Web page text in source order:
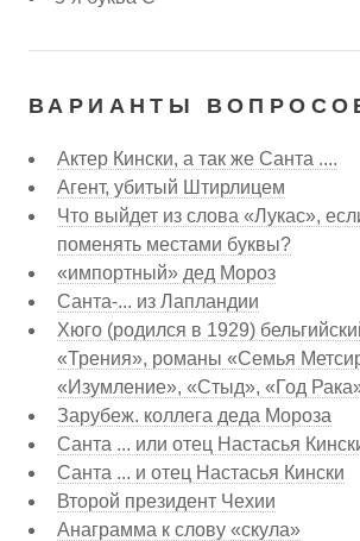
ВАРИАНТЫ
Актер Кински, а так же Санта ....
Агент, убитый Штирлицем
Что выйдет из слова «Лукас»,
поменять местами буквы?
«импортный» дед Мороз
Санта-... из Лапландии
Хюго (родился в 1929)
«Трения», романы «Семья
«Изумление», «Стыд», «Год
Зарубеж. коллега деда Мороза
Санта ... или отец Настасья
Санта ... и отец Настасья Кински
Второй президент Чехии
Анаграмма к слову «скула»